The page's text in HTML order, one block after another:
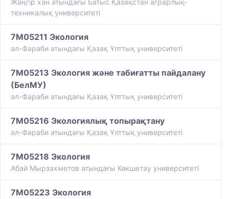
Жәңгір хан атындағы Батыс Қазақстан аграрлық-
техникалық университеті
7M05211 Экология
әл-Фараби атындағы Қазақ Ұлттық университеті
7M05213 Экология және табиғатты пайдалану
(БелМУ)
әл-Фараби атындағы Қазақ Ұлттық университеті
7M05216 Экологиялық топырақтану
әл-Фараби атындағы Қазақ Ұлттық университеті
7M05218 Экология
Абай Мырзахметов атындағы Көкшетау университеті
7M05223 Экология